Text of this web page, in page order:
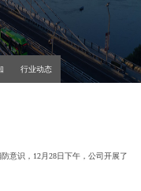
行业动态
意识，12月28日下午，公司开展了